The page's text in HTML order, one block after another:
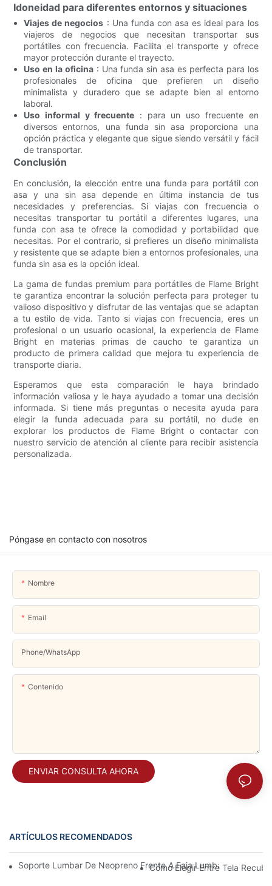
Idoneidad para diferentes entornos y situaciones
Viajes de negocios : Una funda con asa es ideal para los
viajeros de negocios que necesitan transportar sus
portátiles con frecuencia. Facilita el transporte y ofrece
mayor protección durante el trayecto.
Uso en la oficina: Una funda sin asa es perfecta para los
profesionales de oficina que prefieren un diseño
minimalista y duradero que se adapte bien al entorno
laboral.
Uso informal y frecuente : para un uso frecuente en
diversos entornos, una funda sin asa proporciona una
opción práctica y elegante que sigue siendo versátil y fácil
de transportar.
Conclusión
En conclusión, la elección entre una funda para portátil con
asa y una sin asa depende en última instancia de tus
necesidades y preferencias. Si viajas con frecuencia o
necesitas transportar tu portátil a diferentes lugares, una
funda con asa te ofrece la comodidad y portabilidad que
necesitas. Por el contrario, si prefieres un diseño minimalista
y resistente que se adapte bien a entornos profesionales, una
funda sin asa es la opción ideal.
La gama de fundas premium para portátiles de Flame Bright
te garantiza encontrar la solución perfecta para proteger tu
valioso dispositivo y disfrutar de las ventajas que se adaptan
a tu estilo de vida. Tanto si viajas con frecuencia, eres un
profesional o un usuario ocasional, la experiencia de Flame
Bright en materias primas de caucho te garantiza un
producto de primera calidad que mejora tu experiencia de
transporte diaria.
Esperamos que esta comparación le haya brindado
información valiosa y le haya ayudado a tomar una decisión
informada. Si tiene más preguntas o necesita ayuda para
elegir la funda adecuada para su portátil, no dude en
explorar los productos de Flame Bright o contactar con
nuestro servicio de atención al cliente para recibir asistencia
personalizada.
Póngase en contacto con nosotros
Nombre
Email
Phone/whatsApp
Contenido
ENVIAR CONSULTA AHORA
ARTÍCULOS RECOMENDADOS
Soporte Lumbar De Neopreno Frente A Faja Lumbar
Cómo Elegir Entre Tela